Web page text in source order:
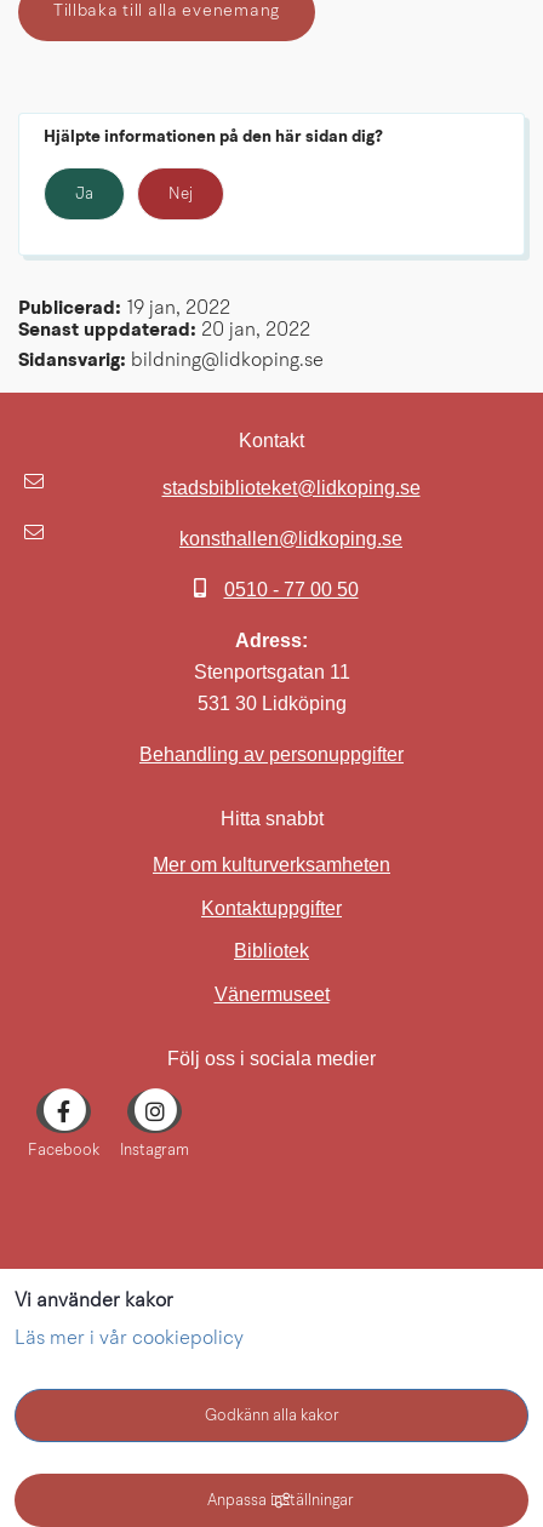
Vi använder kakor
Läs mer i vår cookiepolicy
Godkänn alla kakor
Anpassa inställningar
Tillbaka till alla evenemang
Hjälpte informationen på den här sidan dig?
Ja Nej
Publicerad:
19 jan, 2022
Senast uppdaterad: 20 jan, 2022
Sidansvarig: bildning@lidkoping.se
Kontakt
stadsbiblioteket@lidkoping.se
konsthallen@lidkoping.se
0510 - 77 00 50
Adress:
Stenportsgatan 11
531 30 Lidköping
Behandling av personuppgifter
Hitta snabbt
Mer om kulturverksamheten
Kontaktuppgifter
Bibliotek
VänermuseetLänk till annan
Följ oss i sociala medier
Facebook Instagram
Kultur i Lidköping - en webbplats inom Lidköping kommun